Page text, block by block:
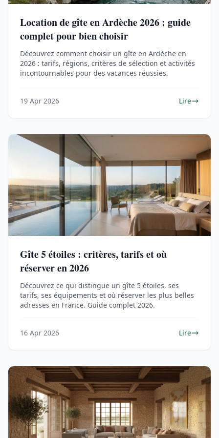
Location de gîte en Ardèche 2026 : guide
complet pour bien choisir
Découvrez comment choisir un gîte en Ardèche en
2026 : tarifs, régions, critères de sélection et activités
incontournables pour des vacances réussies.
19 Apr 2026 Lire
Gîte 5 étoiles : critères, tarifs et où
réserver en 2026
Découvrez ce qui distingue un gîte 5 étoiles, ses
tarifs, ses équipements et où réserver les plus belles
adresses en France. Guide complet 2026.
16 Apr 2026 Lire